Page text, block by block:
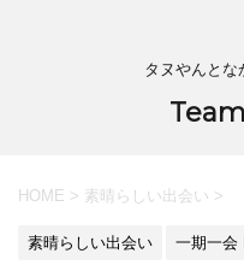
タヌやんとな
HOME > 素晴らしい出会い >
素晴らしい出会い 一期一会